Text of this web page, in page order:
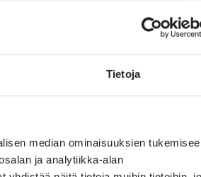
Tietoja
median ominaisuuksien
ja analytiikka-alan